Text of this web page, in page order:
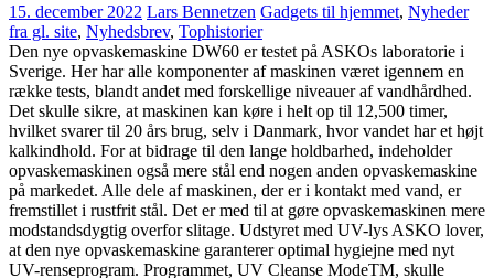
15. december 2022 Lars Bennetzen Gadgets til hjemmet, Nyheder
fra gl. site, Nyhedsbrev, Tophistorier
Den nye opvaskemaskine DW60 er testet på ASKOs laboratorie i
Sverige. Her har alle komponenter af maskinen været igennem en
række tests, blandt andet med forskellige niveauer af vandhårdhed.
Det skulle sikre, at maskinen kan køre i helt op til 12,500 timer,
hvilket svarer til 20 års brug, selv i Danmark, hvor vandet har et højt
kalkindhold. For at bidrage til den lange holdbarhed, indeholder
opvaskemaskinen også mere stål end nogen anden opvaskemaskine
på markedet. Alle dele af maskinen, der er i kontakt med vand, er
fremstillet i rustfrit stål. Det er med til at gøre opvaskemaskinen mere
modstandsdygtig overfor slitage. Udstyret med UV-lys ASKO lover,
at den nye opvaskemaskine garanterer optimal hygiejne med nyt
UV-renseprogram. Programmet, UV Cleanse ModeTM, skulle